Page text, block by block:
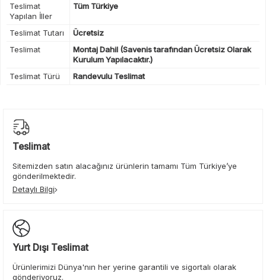
Teslimat
Yapılan İller
Tüm Türkiye
Teslimat Tutarı
Ücretsiz
Teslimat
Montaj Dahil (Savenis tarafından Ücretsiz Olarak
Kurulum Yapılacaktır.)
Teslimat Türü
Randevulu Teslimat
Teslimat
Sitemizden satın alacağınız ürünlerin tamamı Tüm Türkiye’ye
gönderilmektedir.
Detaylı Bilgi
Yurt Dışı Teslimat
Ürünlerimizi Dünya'nın her yerine garantili ve sigortalı olarak
gönderiyoruz.